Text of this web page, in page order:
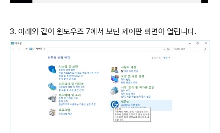
3. 아래와 같이 윈도우즈 7에서 보던 제어판 화면이 열립니다.